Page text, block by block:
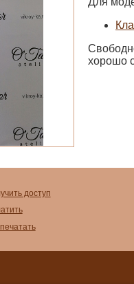
хорошо
доступ